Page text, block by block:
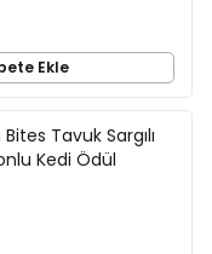
Ekle
Tavuk Sargılı
Kedi Ödül